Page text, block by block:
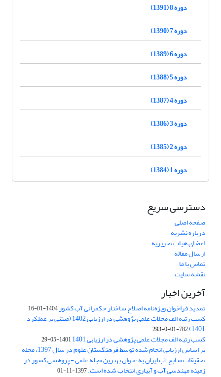
دوره 8 (1391)
دوره 7 (1390)
دوره 6 (1389)
دوره 5 (1388)
دوره 4 (1387)
دوره 3 (1386)
دوره 2 (1385)
دوره 1 (1384)
دسترسی سریع
صفحه اصلی
درباره نشریه
اعضای هیات تحریریه
ارسال مقاله
تماس با ما
نقشه سایت
آخرین اخبار
تمدید فراخوان ویژه‌نامه اصلاح ساختار حکمرانی آب کشور1404-01-16
کسب رتبه الف مجلات علمی پژوهشی در ارزیابی 1402 (مبتنی بر عملکرد
1401)
782-01-0-293
کسب رتبه الف مجلات علمی پژوهشی در ارزیابی 1401 1401-05-29
بر اساس ارزیابی انجام شده توسط فرهنگستان علوم در سال 1397، مجله
تحقیقات منابع آب ایران به عنوان بهترین مجله علمی - پژوهشی کشور در
زمینه مهندسی آب و آبیاری انتخاب شده است.1397-11-01